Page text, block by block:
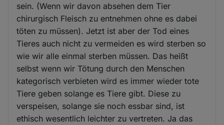
sein. (Wenn wir davon absehen dem Tier
chirurgisch Fleisch zu entnehmen ohne es dabei
töten zu müssen). Jetzt ist aber der Tod eines
Tieres auch nicht zu vermeiden es wird sterben so
wie wir alle einmal sterben müssen. Das heißt
selbst wenn wir Tötung durch den Menschen
kategorisch verbieten wird es immer wieder tote
Tiere geben solange es Tiere gibt. Diese zu
verspeisen, solange sie noch essbar sind, ist
ethisch wesentlich leichter zu vertreten. Ja das